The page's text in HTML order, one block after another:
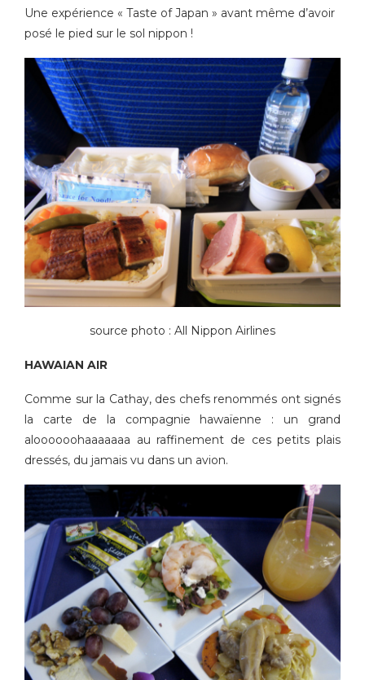
Une expérience « Taste of Japan » avant même d’avoir
posé le pied sur le sol nippon !
source photo : All Nippon Airlines
HAWAIAN AIR
Comme sur la Cathay, des chefs renommés ont signés
la carte de la compagnie hawaïenne : un grand
aloooooohaaaaaaa au raffinement de ces petits plais
dressés, du jamais vu dans un avion.